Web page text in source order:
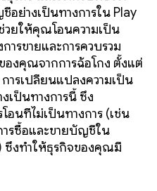
อย่างเป็นทางการใน Play
ยให้คุณโอนความเป็น
การขายและการควบรวม
งคุณจากการฉ้อโกง ตั้งแต่
รเปลี่ยนแปลงความเป็น
เป็นทางการนี้ ซึ่ง
อนที่ไม่เป็นทางการ (เช่น
ารซื้อและขายบัญชีใน
ซึ่งทำให้ธุรกิจของคุณมี